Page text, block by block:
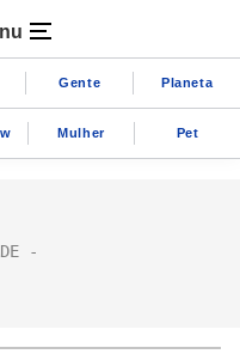
Gente Planeta
Mulher Pet